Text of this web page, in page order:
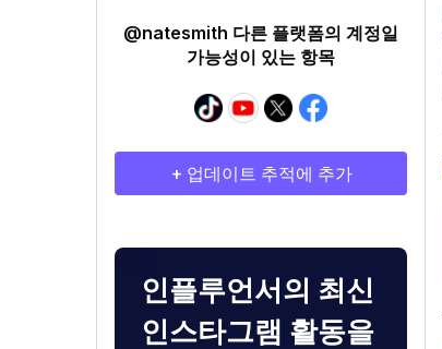
@natesmith 다른 플랫폼의 계정일
가능성이 있는 항목
+ 업데이트 추적에 추가
인플루언서의 최신
인스타그램 활동을